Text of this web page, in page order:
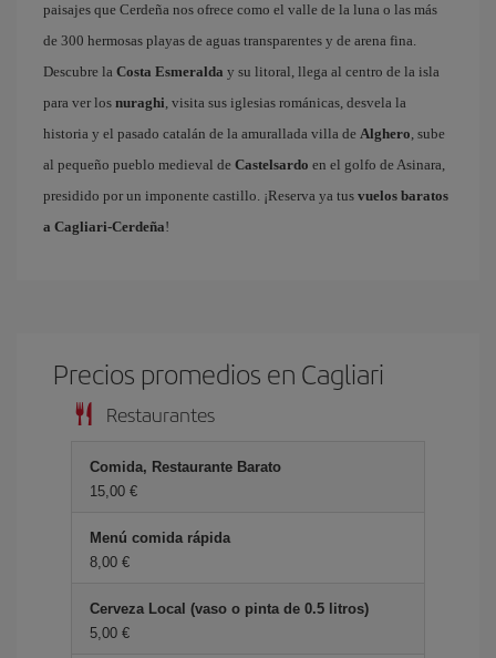
paisajes que Cerdeña nos ofrece como el valle de la luna o las más
de 300 hermosas playas de aguas transparentes y de arena fina.
Descubre la Costa Esmeralda y su litoral, llega al centro de la isla
para ver los nuraghi, visita sus iglesias románicas, desvela la
historia y el pasado catalán de la amurallada villa de Alghero, sube
al pequeño pueblo medieval de Castelsardo en el golfo de Asinara,
presidido por un imponente castillo. ¡Reserva ya tus vuelos baratos
a Cagliari-Cerdeña!
Precios promedios en Cagliari
Restaurantes
Comida, Restaurante Barato
15,00 €
Menú comida rápida
8,00 €
Cerveza Local (vaso o pinta de 0.5 litros)
5,00 €